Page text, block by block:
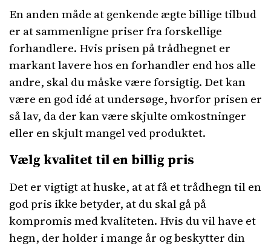
En anden måde at genkende ægte billige tilbud
er at sammenligne priser fra forskellige
forhandlere. Hvis prisen på trådhegnet er
markant lavere hos en forhandler end hos alle
andre, skal du måske være forsigtig. Det kan
være en god idé at undersøge, hvorfor prisen er
så lav, da der kan være skjulte omkostninger
eller en skjult mangel ved produktet.
Vælg kvalitet til en billig pris
Det er vigtigt at huske, at at få et trådhegn til en
god pris ikke betyder, at du skal gå på
kompromis med kvaliteten. Hvis du vil have et
hegn, der holder i mange år og beskytter din